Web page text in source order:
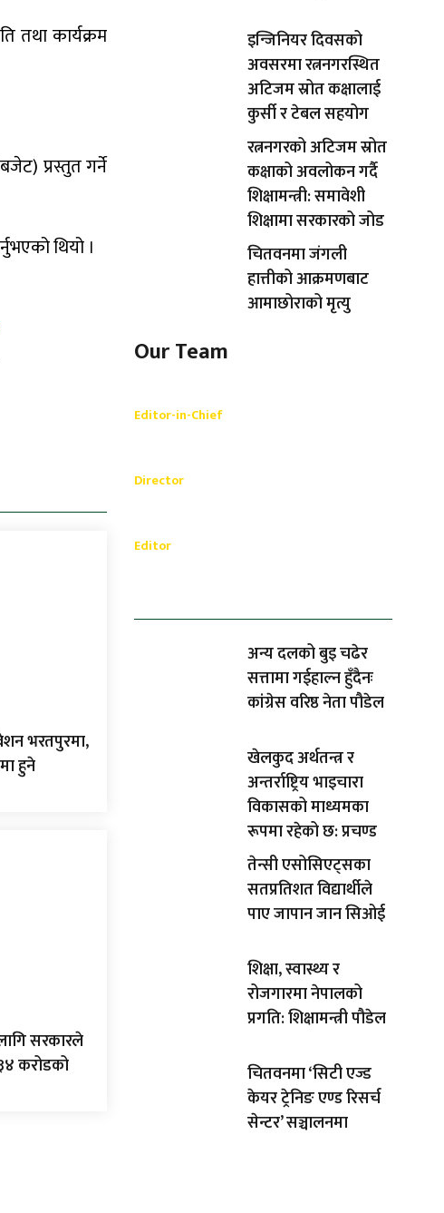
तथा कार्यक्रम
प्रस्तुत गर्ने
थियो ।
भरतपुरमा,
हुने
सरकारले
करोडको
इन्जिनियर दिवसको
अवसरमा रत्ननगरस्थित
अटिजम स्रोत कक्षालाई
कुर्सी र टेबल सहयोग
रत्ननगरको अटिजम स्रोत
कक्षाको अवलोकन गर्दै
शिक्षामन्त्री: समावेशी
शिक्षामा सरकारको जोड
चितवनमा जंगली
हात्तीको आक्रमणबाट
आमाछोराको मृत्यु
Our Team
Editor-in-Chief
Director
Editor
अन्य दलको बुइ चढेर
सत्तामा गईहाल्न हुँदैनः
कांग्रेस वरिष्ठ नेता पौडेल
खेलकुद अर्थतन्त्र र
अन्तर्राष्ट्रिय भाइचारा
विकासको माध्यमका
रूपमा रहेको छ: प्रचण्ड
तेन्सी एसोसिएट्सका
सतप्रतिशत विद्यार्थीले
पाए जापान जान सिओई
शिक्षा, स्वास्थ्य र
रोजगारमा नेपालको
प्रगति: शिक्षामन्त्री पौडेल
चितवनमा ‘सिटी एज्ड
केयर ट्रेनिङ एण्ड रिसर्च
सेन्टर’ सञ्चालनमा